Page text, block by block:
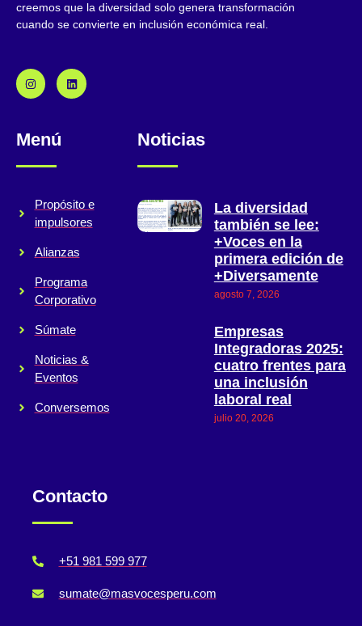
creemos que la diversidad solo genera transformación
cuando se convierte en inclusión económica real.
Menú
Propósito e
impulsores
Alianzas
Programa
Corporativo
Súmate
Noticias &
Eventos
Conversemos
Noticias
La diversidad
también se lee:
+Voces en la
primera edición de
+Diversamente
agosto 7, 2026
Empresas
Integradoras 2025:
cuatro frentes para
una inclusión
laboral real
julio 20, 2026
Contacto
+51 981 599 977
sumate@masvocesperu.com